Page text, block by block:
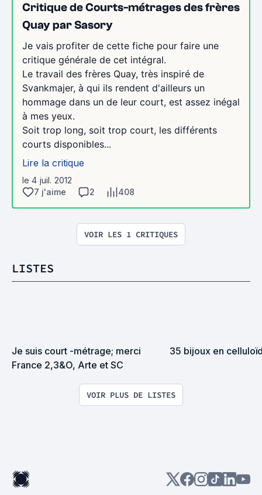
Critique de Courts-métrages des frères
Quay par Sasory
Je vais profiter de cette fiche pour faire une
critique générale de cet intégral.
Le travail des frères Quay, très inspiré de
Svankmajer, à qui ils rendent d'ailleurs un
hommage dans un de leur court, est assez inégal
à mes yeux.
Soit trop long, soit trop court, les différents
courts disponibles...
Lire la critique
le 4 juil. 2012
7 j'aime
2 408
VOIR LES 1 CRITIQUES
LISTES
Je suis court -métrage; merci
France 2,3&O, Arte et SC
35 bijoux en
VOIR PLUS DE LISTES